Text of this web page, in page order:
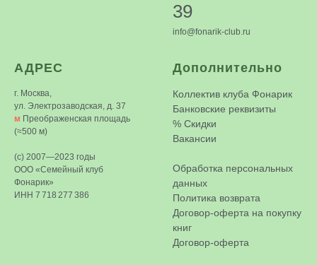
39
info@fonarik-club.ru
АДРЕС
г. Москва,
ул. Электрозаводская, д. 37
м Преображенская площадь
(≈500 м)
(c) 2007—2023 годы
ООО «Семейный клуб
Фонарик»
ИНН 7 718 277 386
Дополнительно
Коллектив клуба Фонарик
Банковские реквизиты
% Скидки
Вакансии
Обработка персональных
данных
Политика возврата
Договор-оферта на покупку
книг
Договор-оферта